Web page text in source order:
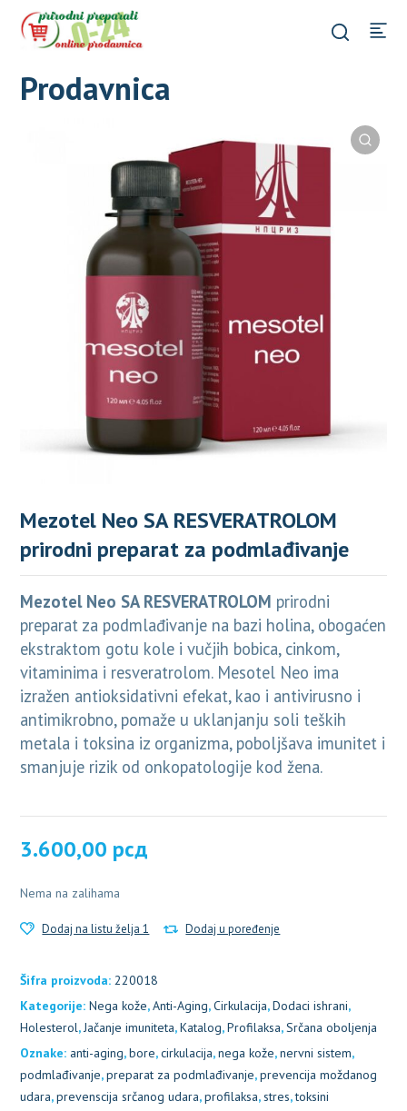
Prodavnica
Mezotel Neo SA RESVERATROLOM
prirodni preparat za podmlađivanje
Mezotel Neo SA RESVERATROLOM prirodni
preparat za podmlađivanje na bazi holina, obogaćen
ekstraktom gotu kole i vučjih bobica, cinkom,
vitaminima i resveratrolom. Mesotel Neo ima
izražen antioksidativni efekat, kao i antivirusno i
antimikrobno, pomaže u uklanjanju soli teških
metala i toksina iz organizma, poboljšava imunitet i
smanjuje rizik od onkopatologije kod žena.
3.600,00 рсд
Nema na zalihama
Dodaj na listu želja 1 Dodaj u poređenje
Šifra proizvoda:220018
Kategorije:Nega kože,Anti-Aging,Cirkulacija,Dodaci ishrani,
Holesterol,Jačanje imuniteta,Katalog,Profilaksa,Srčana oboljenja
Oznake: anti-aging,bore,cirkulacija,nega kože,nervni sistem,
podmlađivanje,preparat za podmlađivanje,prevencija moždanog
udara,prevenscija srčanog udara,profilaksa,stres,toksini